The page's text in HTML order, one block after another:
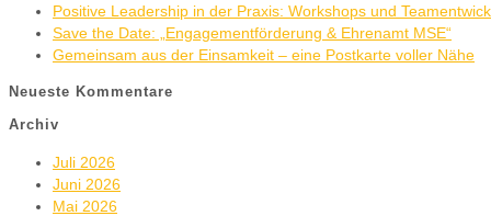
Positive Leadership in der Praxis: Workshops und
Save the Date: „Engagementförderung & Ehrenamt MSE“
Gemeinsam aus der Einsamkeit – eine Postkarte voller Nähe
Neueste Kommentare
Archiv
Juli 2026
Juni 2026
Mai 2026